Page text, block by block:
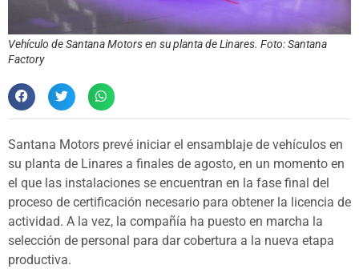
Vehículo de Santana Motors en su planta de Linares. Foto: Santana
Factory
Santana Motors prevé iniciar el ensamblaje de vehículos en
su planta de Linares a finales de agosto, en un momento en
el que las instalaciones se encuentran en la fase final del
proceso de certificación necesario para obtener la licencia de
actividad. A la vez, la compañía ha puesto en marcha la
selección de personal para dar cobertura a la nueva etapa
productiva.